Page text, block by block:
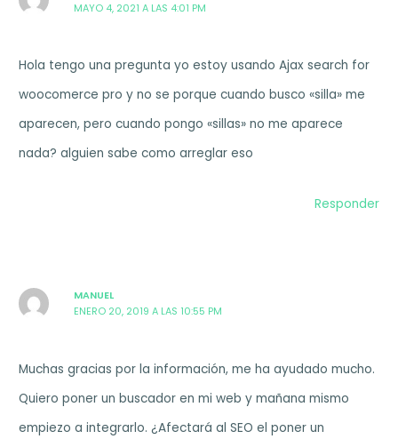
MAYO 4, 2021 A LAS 4:01 PM
Hola tengo una pregunta yo estoy usando Ajax search for
woocomerce pro y no se porque cuando busco «silla» me
aparecen, pero cuando pongo «sillas» no me aparece
nada? alguien sabe como arreglar eso
Responder
MANUEL
ENERO 20, 2019 A LAS 10:55 PM
Muchas gracias por la información, me ha ayudado mucho.
Quiero poner un buscador en mi web y mañana mismo
empiezo a integrarlo. ¿Afectará al SEO el poner un